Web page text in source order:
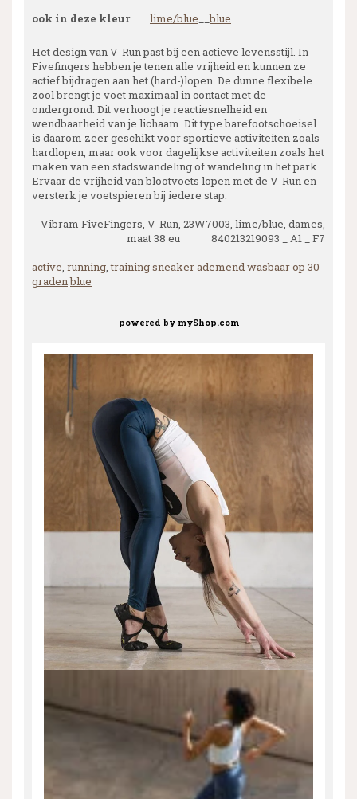
ook in deze kleur
lime/blue __blue
Het design van V-Run past bij een actieve levensstijl. In
Fivefingers hebben je tenen alle vrijheid en kunnen ze
actief bijdragen aan het (hard-)lopen. De dunne flexibele
zool brengt je voet maximaal in contact met de
ondergrond. Dit verhoogt je reactiesnelheid en
wendbaarheid van je lichaam. Dit type barefootschoeisel
is daarom zeer geschikt voor sportieve activiteiten zoals
hardlopen, maar ook voor dagelijkse activiteiten zoals het
maken van een stadswandeling of wandeling in het park.
Ervaar de vrijheid van blootvoets lopen met de V-Run en
versterk je voetspieren bij iedere stap.
Vibram FiveFingers, V-Run, 23W7003, lime/blue, dames,
maat 38 eu 840213219093 _ A1 _ F7
active, running,trainingsneakerademendwasbaar op 30
gradenblue
powered by myShop.com